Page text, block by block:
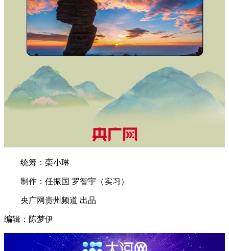
统筹：栾小琳
制作：任振国 罗智宇（实习）
央广网贵州频道 出品
编辑：陈梦伊